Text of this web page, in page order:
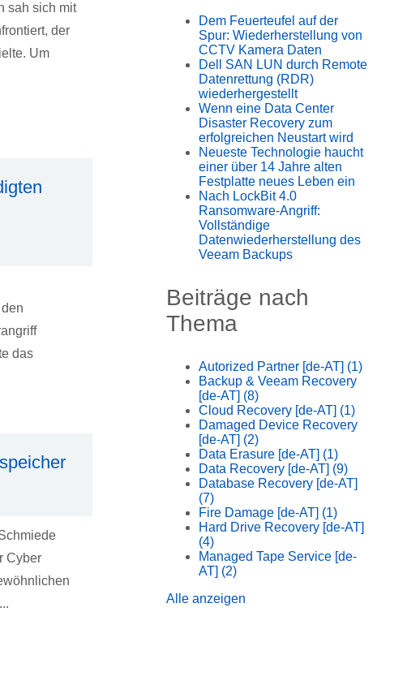
sah sich mit
der
Um
das
Cyber
Dem Feuerteufel auf der
Spur: Wiederherstellung von
CCTV Kamera Daten
Dell SAN LUN durch Remote
Datenrettung (RDR)
wiederhergestellt
Wenn eine Data Center
Disaster Recovery zum
erfolgreichen Neustart wird
Neueste Technologie haucht
einer über 14 Jahre alten
Festplatte neues Leben ein
Nach LockBit 4.0
Ransomware-Angriff:
Vollständige
Datenwiederherstellung des
Veeam Backups
Beiträge nach
Thema
Autorized Partner [de-AT] (1)
Backup & Veeam Recovery
[de-AT] (8)
Cloud Recovery [de-AT] (1)
Damaged Device Recovery
[de-AT] (2)
Data Erasure [de-AT] (1)
Data Recovery [de-AT] (9)
Database Recovery [de-AT]
(7)
Fire Damage [de-AT] (1)
Hard Drive Recovery [de-AT]
(4)
Managed Tape Service [de-
AT] (2)
Alle anzeigen